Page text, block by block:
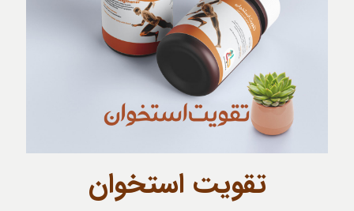
تقویت استخوان